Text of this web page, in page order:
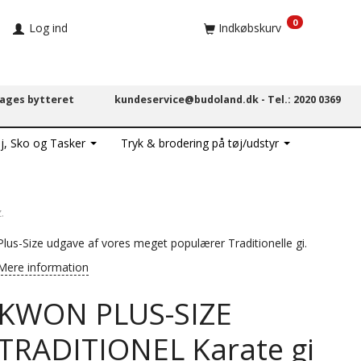
Log ind Indkøbskurv 0
bytteret kundeservice@budoland.dk - Tel.: 2020 0369
Sko og Tasker Tryk & brodering på tøj/udstyr
Size udgave af vores meget populærer Traditionelle gi.
information
PLUS-SIZE
Karate gi